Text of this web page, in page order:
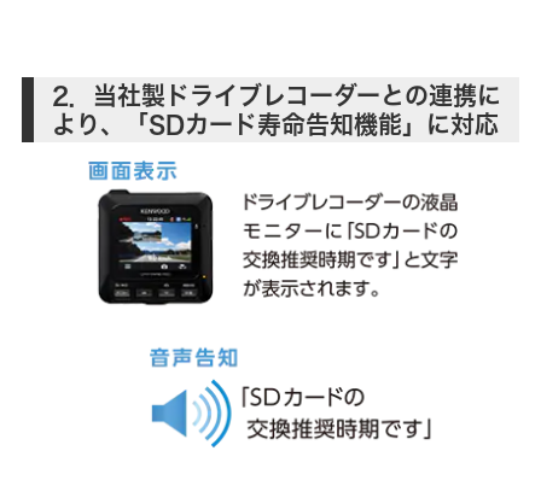
2．当社製ドライブレコーダーとの連携に
より、「SDカード寿命告知機能」に対応